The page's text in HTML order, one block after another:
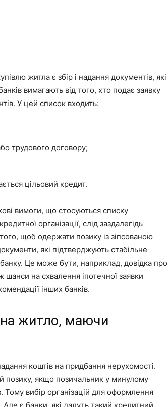
житла є збір і надання документів, які
вимагають від того, хто подає заявку
У цей список входить:
трудового договору;
цільовий кредит.
вимоги, що стосуються списку
організації, слід заздалегідь
щоб одержати позику із зіпсованою
які підтверджують стабільне
Це може бути, наприклад, довідка про
на схвалення іпотечної заявки
інших банків.
житло, маючи
коштів на придбання нерухомості.
позику, якщо позичальник у минулому
вибір організацій для оформлення